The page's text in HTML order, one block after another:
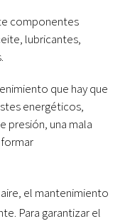
componentes
lubricantes,
que hay que
energéticos,
presión, una mala
el mantenimiento
Para garantizar el